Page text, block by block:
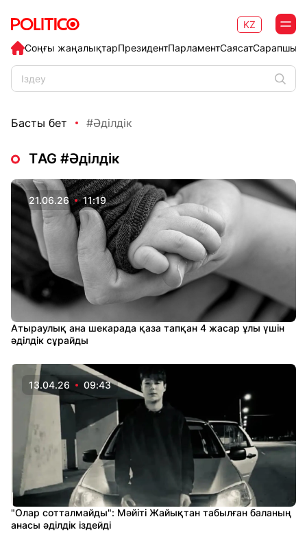
Соңғы жаңалықтарПрезидентПарламентСаясат
KZ
Басты бет #Әділдік
ТAG #Әділдік
21.06.26 11:19
Атыраулық ана шекарада қаза тапқан 4 жасар ұлы үшін
әділдік сұрайды
13.04.26 09:43
"Олар сотталмайды": Мәйіті Жайықтан табылған баланың
анасы әділдік іздейді